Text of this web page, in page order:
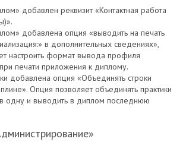
добавлен реквизит «Контактная работа
добавлена опция «выводить на печать
в дополнительных сведениях»,
настроить формат вывода профиля
печати приложения к диплому.
добавлена опция «Объединять строки
Опция позволяет объединять практики
одну и выводить в диплом последнюю